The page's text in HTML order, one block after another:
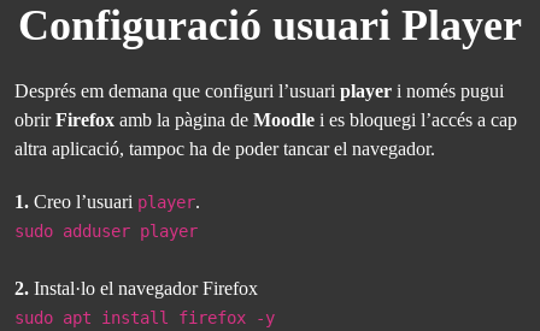
Configuració usuari Player
Després em demana que configuri l’usuari player i només pugui
obrirFirefox amb la pàgina de Moodle i es bloquegi l’accés a cap
altra aplicació, tampoc ha de poder tancar el navegador.
1. Creo l’usuari player.
sudo adduser player
2. Instal·lo el navegador Firefox
sudo apt install firefox -y